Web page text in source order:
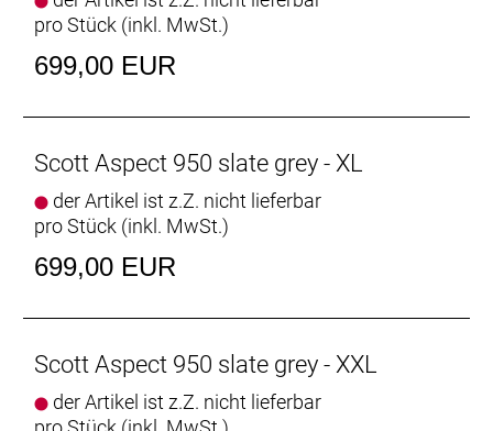
pro Stück (inkl. MwSt.)
699,00 EUR
Scott Aspect 950 slate grey - XL
der Artikel ist z.Z. nicht lieferbar
pro Stück (inkl. MwSt.)
699,00 EUR
Scott Aspect 950 slate grey - XXL
der Artikel ist z.Z. nicht lieferbar